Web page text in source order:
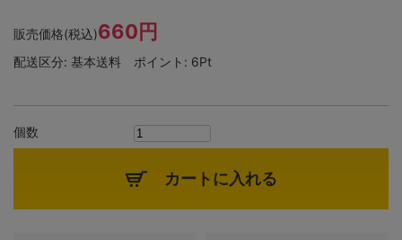
販売価格(税込)660円
配送区分: 基本送料 ポイント: 6Pt
個数
カートに入れる